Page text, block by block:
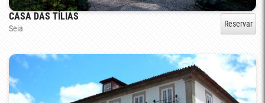
CASA DAS TÍLIAS
Seia Reservar